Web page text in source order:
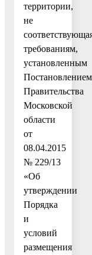
территории,
не
требованиям,
установленным
Постановлением
Правительства
Московской
области
от
08.04.2015
№ 229/13
«Об
утверждении
Порядка
и
условий
размещения